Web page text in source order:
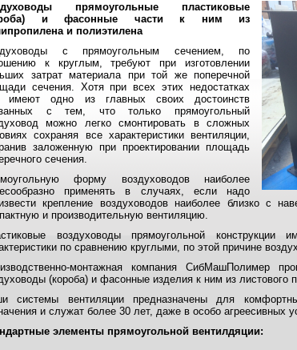
прямоугольные пластиковые
и фасонные части к ним из
и полиэтилена
с прямоугольным сечением, по
к круглым, требуют при изготовлении
затрат материала при той же поперечной
сечения. Хотя при всех этих недостатках
имеют одно из главных своих достоинств
с тем, что только прямоугольный
можно легко смонтировать в сложных
сохраняя все характеристики вентиляции,
заложенную при проектировании площадь
сечения.
форму воздуховодов наиболее
применять в случаях, если надо
крепление воздуховодов наиболее близко с
и производительную вентиляцию.
воздуховоды прямоугольной конструкции
по сравнению круглыми, по этой причине
монтажная компания СибМашПолимер
(короба) и фасонные изделия к ним из листового
системы вентиляции предназначены для
и служат более 30 лет, даже в особо агреесивных
элементы прямоугольной вентилдяции: